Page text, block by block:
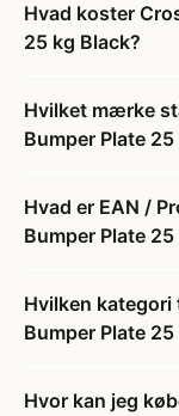
Hvad koster
25 kg Black?
Hvilket mærke
Bumper Plate
Hvad er EAN /
Bumper Plate
Hvilken
Bumper Plate
Hvor kan jeg